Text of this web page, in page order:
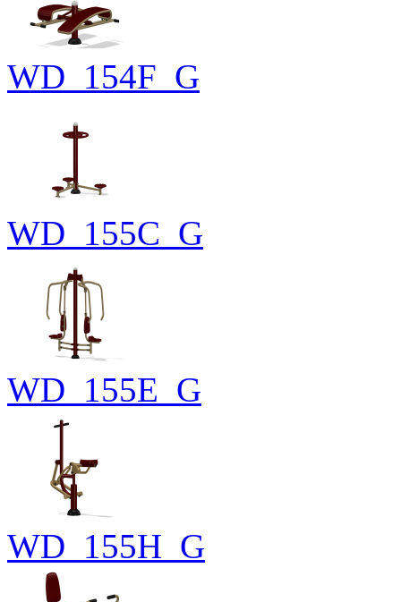
WD_154F_G
WD_155C_G
WD_155E_G
WD_155H_G